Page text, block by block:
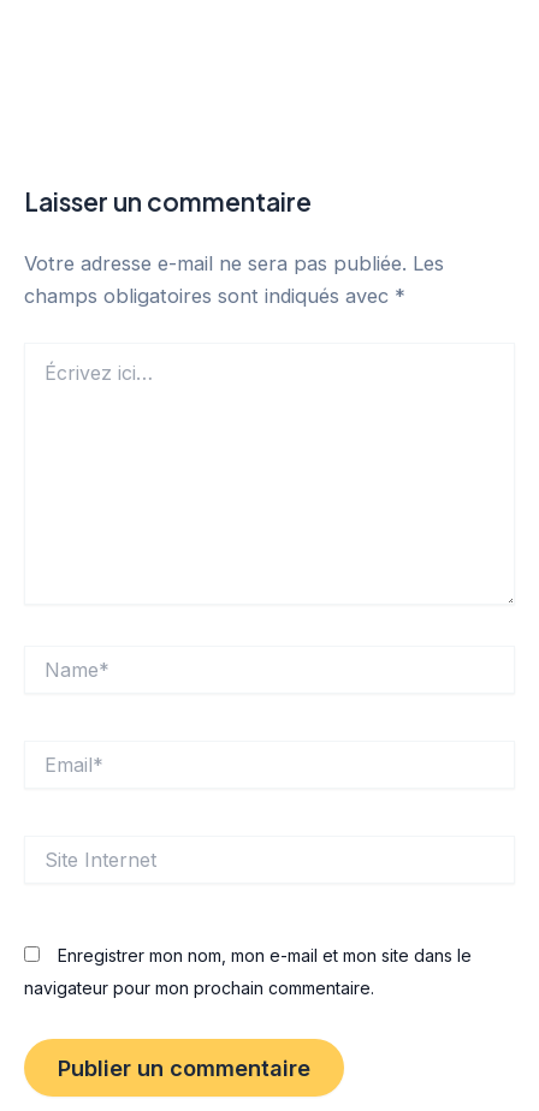
Laisser un commentaire
Votre adresse e-mail ne sera pas publiée. Les
champs obligatoires sont indiqués avec *
ici…
Internet
Enregistrer mon nom, mon e-mail et mon site dans le
navigateur pour mon prochain commentaire.